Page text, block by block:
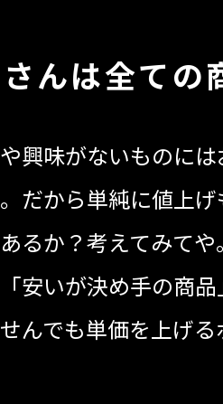
んは全ての
興味がないものに
だから単純に値上
るか？考えてみてや。
安いが決め手の商
んでも単価を上げる